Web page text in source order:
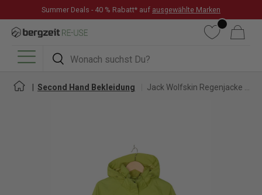
DIREKT ZUM INHALT
Summer Deals - 40 % Rabatt* auf ausgewählte Marken
Suchen
Suchen
WunschlisteWarenkorb
Menü
Second Hand Bekleidung